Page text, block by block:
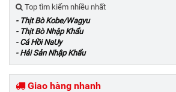
Top tìm kiếm nhiều nhất
- Thịt Bò Kobe/Wagyu
- Thịt Bò Nhập Khẩu
- Cá Hồi NaUy
- Hải Sản Nhập Khẩu
Giao hàng nhanh